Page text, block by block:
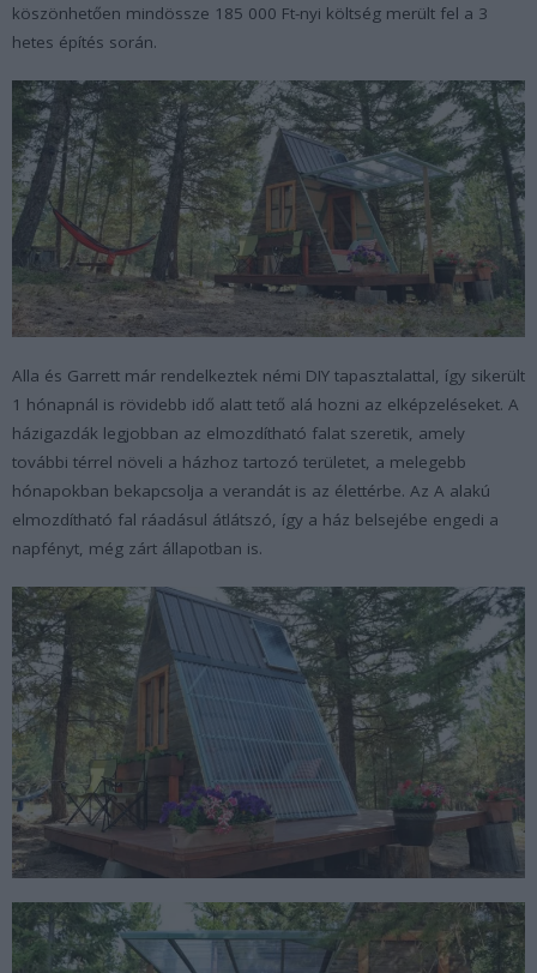
köszönhetően mindössze 185 000 Ft-nyi költség merült fel a 3
hetes építés során.
Alla és Garrett már rendelkeztek némi DIY tapasztalattal, így sikerült
1 hónapnál is rövidebb idő alatt tető alá hozni az elképzeléseket. A
házigazdák legjobban az elmozdítható falat szeretik, amely
további térrel növeli a házhoz tartozó területet, a melegebb
hónapokban bekapcsolja a verandát is az élettérbe. Az A alakú
elmozdítható fal ráadásul átlátszó, így a ház belsejébe engedi a
napfényt, még zárt állapotban is.